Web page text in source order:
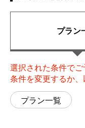
プラン
選択された条件で
条件を変更するか
プラン一覧